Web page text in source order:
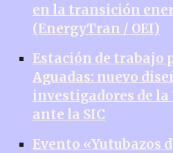
en la transición
(EnergyTran / OEI)
Estación de trabajo
Aguadas: nuevo
investigadores de
ante la SIC
Evento «Yutubazos